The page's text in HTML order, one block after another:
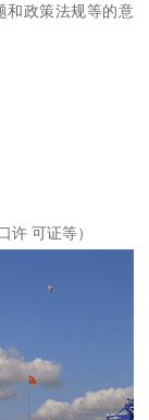
和政策法规等的意
许 可证等）